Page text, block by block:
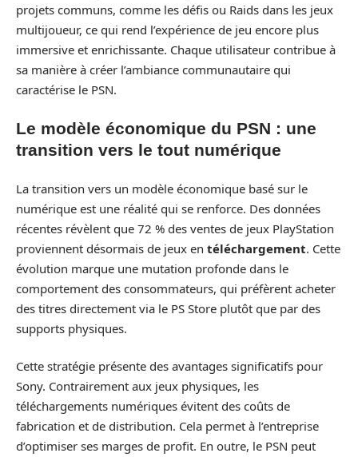
projets communs, comme les défis ou Raids dans les jeux
multijoueur, ce qui rend l’expérience de jeu encore plus
immersive et enrichissante. Chaque utilisateur contribue à
sa manière à créer l’ambiance communautaire qui
caractérise le PSN.
Le modèle économique du PSN : une
transition vers le tout numérique
La transition vers un modèle économique basé sur le
numérique est une réalité qui se renforce. Des données
récentes révèlent que 72 % des ventes de jeux PlayStation
proviennent désormais de jeux en téléchargement. Cette
évolution marque une mutation profonde dans le
comportement des consommateurs, qui préfèrent acheter
des titres directement via le PS Store plutôt que par des
supports physiques.
Cette stratégie présente des avantages significatifs pour
Sony. Contrairement aux jeux physiques, les
téléchargements numériques évitent des coûts de
fabrication et de distribution. Cela permet à l’entreprise
d’optimiser ses marges de profit. En outre, le PSN peut